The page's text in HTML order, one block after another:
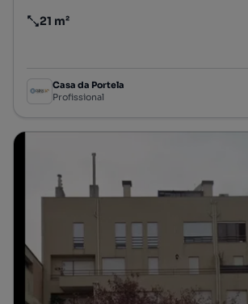
Preço por metro quadrado
21 m²
Casa da Portela
Profissional